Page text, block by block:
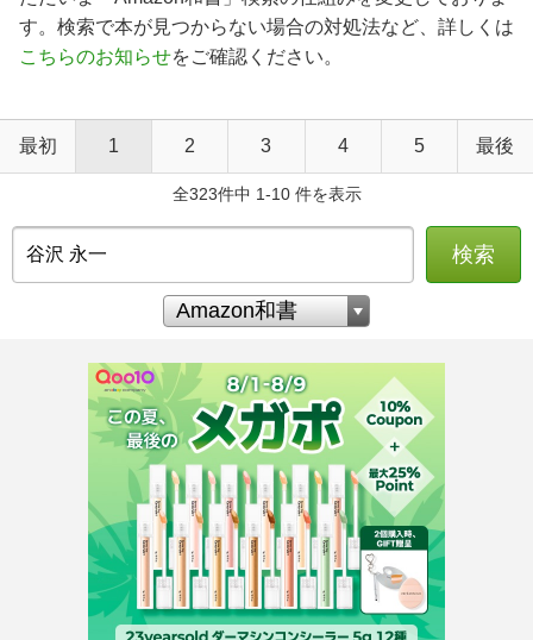
す。検索で本が見つからない場合の対処法など、詳しくは
こちらのお知らせをご確認ください。
最初 1 2 3 4 5 最後
全323件中 1-10 件を表示
検索